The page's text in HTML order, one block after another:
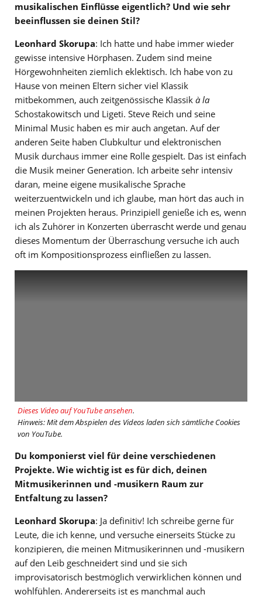
musikalischen Einflüsse eigentlich? Und wie sehr
beeinflussen sie deinen Stil?
Leonhard Skorupa: Ich hatte und habe immer wieder
gewisse intensive Hörphasen. Zudem sind meine
Hörgewohnheiten ziemlich eklektisch. Ich habe von zu
Hause von meinen Eltern sicher viel Klassik
mitbekommen, auch zeitgenössische Klassik à la
Schostakowitsch und Ligeti. Steve Reich und seine
Minimal Music haben es mir auch angetan. Auf der
anderen Seite haben Clubkultur und elektronischen
Musik durchaus immer eine Rolle gespielt. Das ist einfach
die Musik meiner Generation. Ich arbeite sehr intensiv
daran, meine eigene musikalische Sprache
weiterzuentwickeln und ich glaube, man hört das auch in
meinen Projekten heraus. Prinzipiell genieße ich es, wenn
ich als Zuhörer in Konzerten überrascht werde und genau
dieses Momentum der Überraschung versuche ich auch
oft im Kompositionsprozess einfließen zu lassen.
Dieses Video auf YouTube ansehen.
Hinweis: Mit dem Abspielen des Videos laden sich sämtliche Cookies
von YouTube.
Du komponierst viel für deine verschiedenen
Projekte. Wie wichtig ist es für dich, deinen
Mitmusikerinnen und -musikern Raum zur
Entfaltung zu lassen?
Leonhard Skorupa: Ja definitiv! Ich schreibe gerne für
Leute, die ich kenne, und versuche einerseits Stücke zu
konzipieren, die meinen Mitmusikerinnen und -musikern
auf den Leib geschneidert sind und sie sich
improvisatorisch bestmöglich verwirklichen können und
wohlfühlen. Andererseits ist es manchmal auch